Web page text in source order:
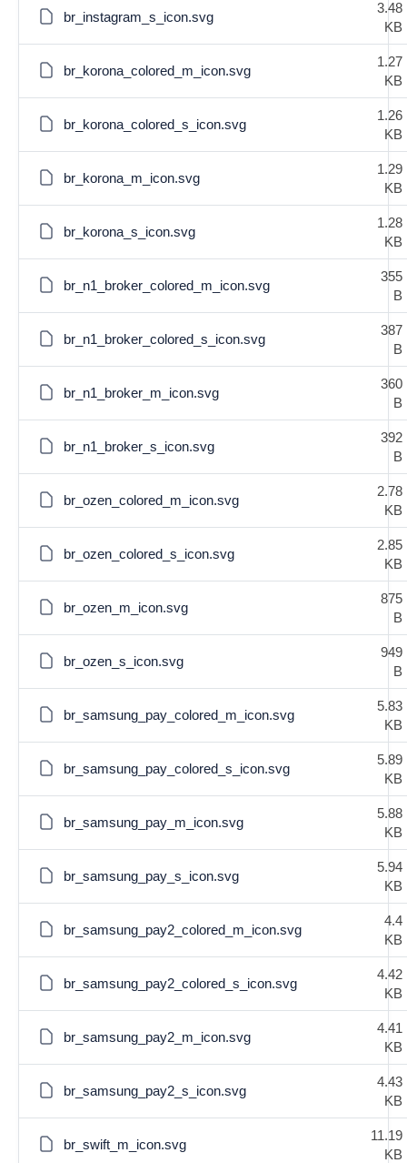
br_instagram_s_icon.svg
3.48
KB
br_korona_colored_m_icon.svg
1.27
KB
br_korona_colored_s_icon.svg
1.26
KB
br_korona_m_icon.svg
1.29
KB
br_korona_s_icon.svg
1.28
KB
br_n1_broker_colored_m_icon.svg
355
B
br_n1_broker_colored_s_icon.svg
387
B
br_n1_broker_m_icon.svg
360
B
br_n1_broker_s_icon.svg
392
B
br_ozen_colored_m_icon.svg
2.78
KB
br_ozen_colored_s_icon.svg
2.85
KB
br_ozen_m_icon.svg
875
B
br_ozen_s_icon.svg
949
B
br_samsung_pay_colored_m_icon.svg
5.83
KB
br_samsung_pay_colored_s_icon.svg
5.89
KB
br_samsung_pay_m_icon.svg
5.88
KB
br_samsung_pay_s_icon.svg
5.94
KB
br_samsung_pay2_colored_m_icon.svg
4.4
KB
br_samsung_pay2_colored_s_icon.svg
4.42
KB
br_samsung_pay2_m_icon.svg
4.41
KB
br_samsung_pay2_s_icon.svg
4.43
KB
br_swift_m_icon.svg
11.19
KB